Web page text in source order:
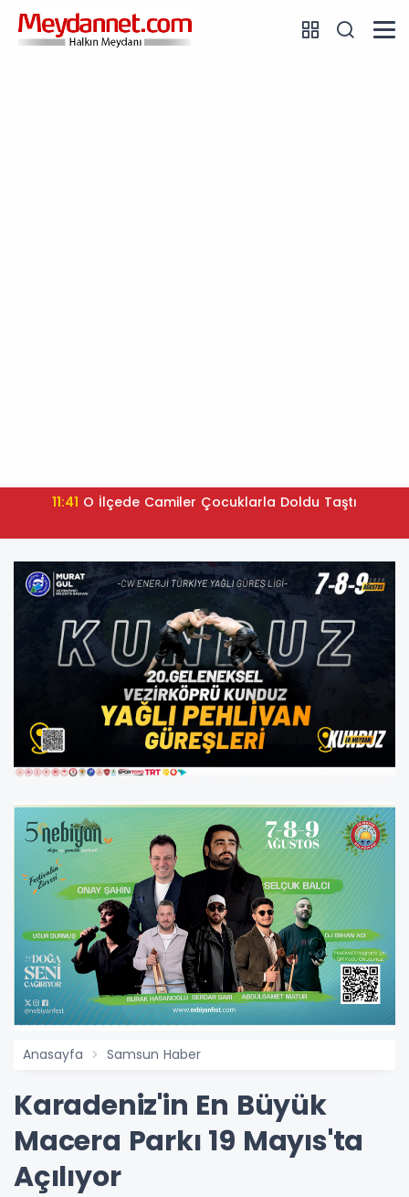
11:41 O İlçede Camiler Çocuklarla Doldu Taştı
Anasayfa Samsun Haber
Karadeniz'in En Büyük
Macera Parkı 19 Mayıs'ta
Açılıyor